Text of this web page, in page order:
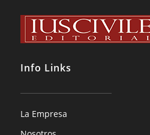
Info Links
La Empresa